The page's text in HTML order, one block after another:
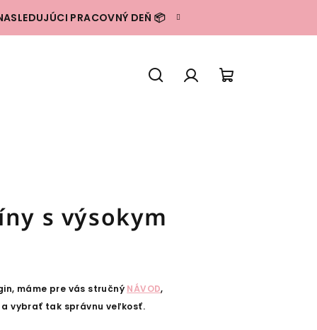
PRACOVNÝ DEŇ 📦
s výsokym
máme pre vás stručný NÁVOD,
vybrať tak správnu veľkosť.